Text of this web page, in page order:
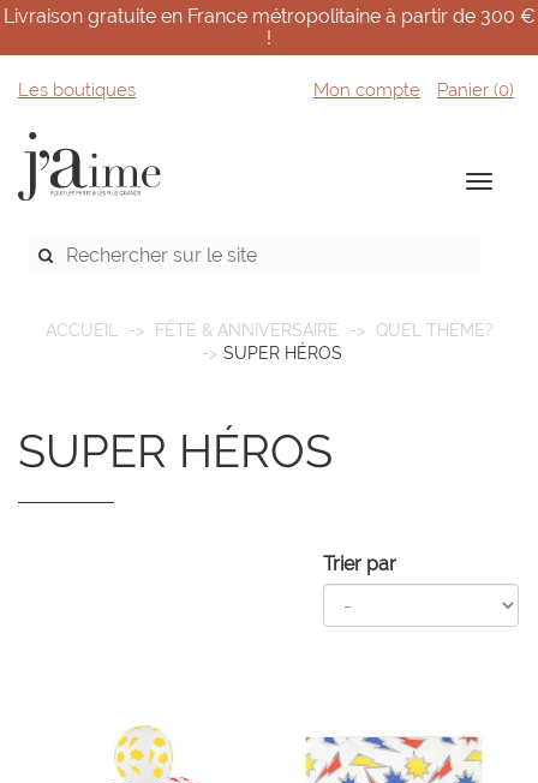
Livraison gratuite en France métropolitaine à partir de 300 €
!
Les boutiques Mon compte Panier (0)
ACCUEIL FÊTE & ANNIVERSAIRE
QUEL THÈME?
SUPER HÉROS
SUPER HÉROS
Trier par